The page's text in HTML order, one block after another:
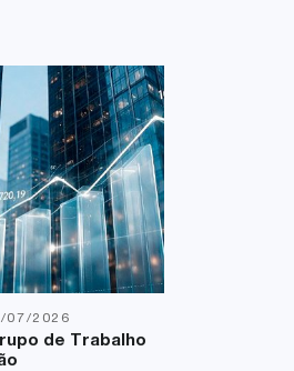
07/2026
de Trabalho